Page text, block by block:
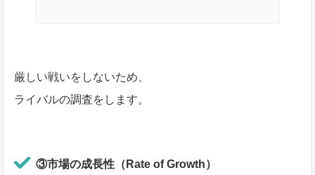
厳しい戦いをしないため、
ライバルの調査をします。
③市場の成長性（Rate of Growth）